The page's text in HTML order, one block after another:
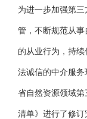
为进一步加强第
管，不断规范从
的从业行为，持
法诚信的中介服
省自然资源领域
清单》进行了修订